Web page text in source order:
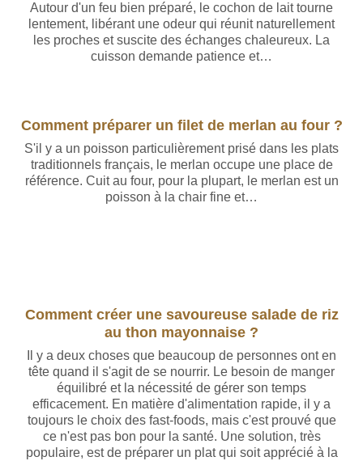
Autour d'un feu bien préparé, le cochon de lait tourne
lentement, libérant une odeur qui réunit naturellement
les proches et suscite des échanges chaleureux. La
cuisson demande patience et…
Comment préparer un filet de merlan au four ?
S'il y a un poisson particulièrement prisé dans les plats
traditionnels français, le merlan occupe une place de
référence. Cuit au four, pour la plupart, le merlan est un
poisson à la chair fine et…
Comment créer une savoureuse salade de riz
au thon mayonnaise ?
Il y a deux choses que beaucoup de personnes ont en
tête quand il s'agit de se nourrir. Le besoin de manger
équilibré et la nécessité de gérer son temps
efficacement. En matière d'alimentation rapide, il y a
toujours le choix des fast-foods, mais c'est prouvé que
ce n'est pas bon pour la santé. Une solution, très
populaire, est de préparer un plat qui soit apprécié à la